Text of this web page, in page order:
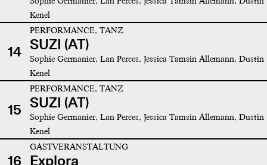
Kenel
14
PERFORMANCE, TANZ
SUZI (AT)
Sophie Germanier, Lan Perces, Jessica Tamsin Allemann, Dustin
Kenel
15
PERFORMANCE, TANZ
SUZI (AT)
Sophie Germanier, Lan Perces, Jessica Tamsin Allemann, Dustin
Kenel
16
GASTVERANSTALTUNG
Explora